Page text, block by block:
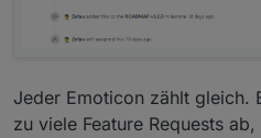
Jeder Emoticon zählt gleich.
zu viele Feature Requests